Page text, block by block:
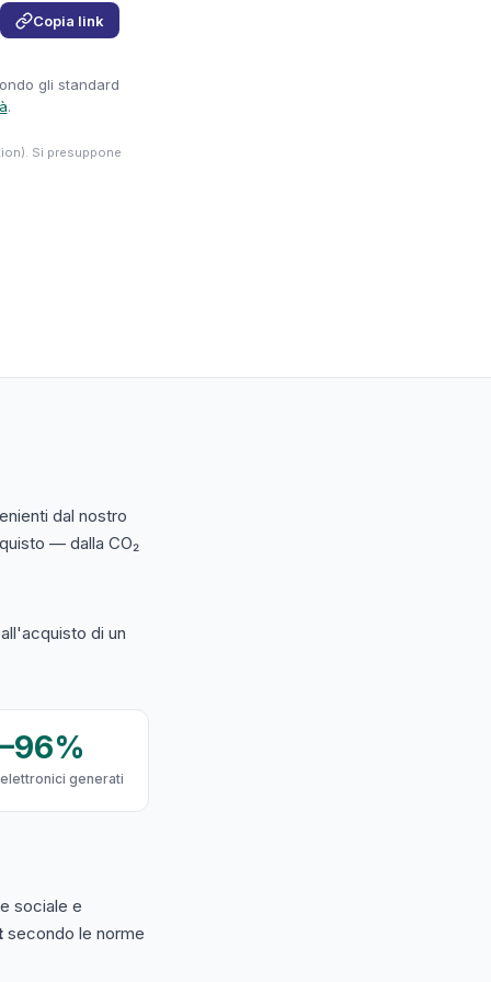
Copia link
gli standard
.
Si presuppone
dal nostro
— dalla CO₂
di un
generati
sociale e
secondo le norme